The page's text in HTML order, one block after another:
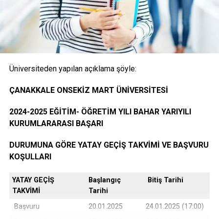
Onaylı Not belgesi (transkript); başvuruda bulunan
öğrencinin ayrılacağı kurumda okuduğu bütün
dersleri ve bu derslerden aldığı notları gösteren
belge.( E-Devlet, Elektronik imza ya da Islak İmzalı)
Öğrencinin yerleştiği yıldaki LYS ve ÖSYS Sonuç
ÖSYM Yerleştirme Belgesi. (İnternet çıktısı)
DGS ile yerleşen öğrencilerin DGS Sonuç belgesi
Üniversiteden yapılan açıklama şöyle:
ÇANAKKALE ONSEKİZ MART ÜNİVERSİTESİ
2024-2025 EĞİTİM- ÖĞRETİM YILI BAHAR YARIYILI
KURUMLARARASI BAŞARI
DURUMUNA GÖRE YATAY GEÇİŞ TAKVİMİ VE BAŞVURU
KOŞULLARI
YATAY GEÇİŞ
TAKVİMİ
Başlangıç
Tarihi
Bitiş Tarihi
Başvuru 20.01.2025
24.01.2025 (17:00)